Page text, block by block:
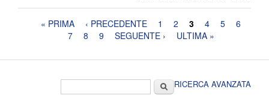
Pagine« PRIMA ‹ PRECEDENTE 1 2 3 4 5
6
7
8 9 SEGUENTE › ULTIMA »
CercaRICERCA AVANZATA